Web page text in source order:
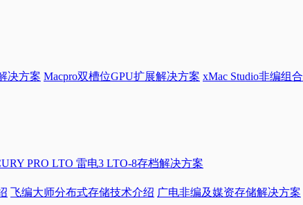
决方案 Macpro双槽位GPU扩展解决方案 xMac Studio非编组合
PRO LTO 雷电3 LTO-8存档解决方案
飞编大师分布式存储技术介绍 广电非编及媒资存储解决方案